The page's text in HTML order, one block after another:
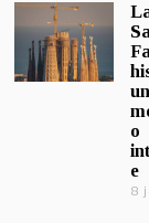
un
o
e
8